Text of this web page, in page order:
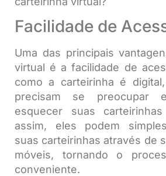
Facilidade de
Uma das principais
virtual é a facilidade de
como a carteirinha é
precisam se preocupar
esquecer suas
assim, eles podem
suas carteirinhas através de
móveis, tornando o
conveniente.